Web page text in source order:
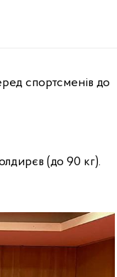
(до 90 кг).